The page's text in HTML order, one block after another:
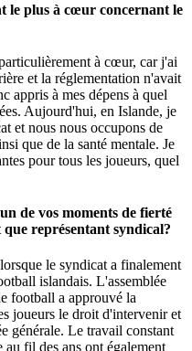
le plus à cœur concernant le
à cœur, car j'ai
et la réglementation n'avait
appris à mes dépens à quel
Aujourd'hui, en Islande, je
et nous nous occupons de
que de la santé mentale. Je
pour tous les joueurs, quel
de vos moments de fierté
représentant syndical?
le syndicat a finalement
islandais. L'assemblée
football a approuvé la
joueurs le droit d'intervenir et
générale. Le travail constant
fil des ans ont également